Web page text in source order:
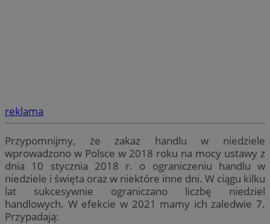
reklama
Przypomnijmy, że zakaz handlu w niedziele
wprowadzono w Polsce w 2018 roku na mocy ustawy z
dnia 10 stycznia 2018 r. o ograniczeniu handlu w
niedziele i święta oraz w niektóre inne dni. W ciągu kilku
lat sukcesywnie ograniczano liczbę niedziel
handlowych. W efekcie w 2021 mamy ich zaledwie 7.
Przypadają: